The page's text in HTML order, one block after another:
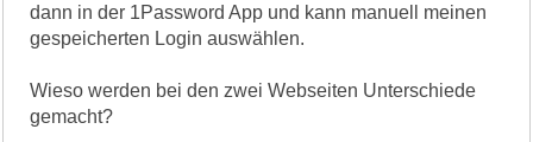
dann in der 1Password App und kann manuell meinen
gespeicherten Login auswählen.
Wieso werden bei den zwei Webseiten Unterschiede
gemacht?